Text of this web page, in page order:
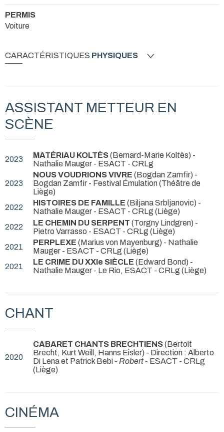
PERMIS
Voiture
CARACTÉRISTIQUES PHYSIQUES
ASSISTANT METTEUR EN
SCÈNE
2023 MATÉRIAU KOLTÈS(Bernard-Marie Koltès) -
Nathalie Mauger - ESACT - CRLg
2023
NOUS VOUDRIONS VIVRE (Bogdan Zamfir) -
Bogdan Zamfir - Festival Émulation (Théâtre de
Liège)
2022
HISTOIRES DE FAMILLE (Biljana Srbljanovic) -
Nathalie Mauger - ESACT - CRLg (Liège)
2022
LE CHEMIN DU SERPENT (Torgny Lindgren) -
Pietro Varrasso - ESACT - CRLg (Liège)
2021
PERPLEXE (Marius von Mayenburg) - Nathalie
Mauger - ESACT - CRLg (Liège)
2021
LE CRIME DU XXIe SIÈCLE (Edward Bond) -
Nathalie Mauger - Le Rio, ESACT - CRLg (Liège)
CHANT
2020
CABARET CHANTS BRECHTIENS(Bertolt
Brecht, Kurt Weill, Hanns Eisler) - Direction : Alberto
Di Lena et Patrick Bebi - Robert - ESACT - CRLg
(Liège)
CINÉMA